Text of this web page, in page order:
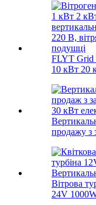
FLYT Grid
10 кВт 20
продажу з
Вітрова
24V